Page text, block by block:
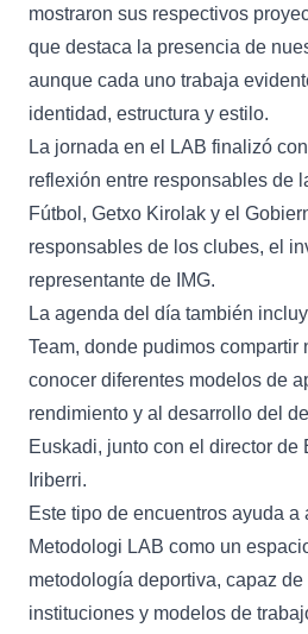
mostraron sus respectivos
que destaca la presencia de
aunque cada uno trabaja
identidad, estructura y estilo.
La jornada en el LAB finalizó
reflexión entre responsables de
Fútbol, Getxo Kirolak y el
responsables de los clubes, el
representante de IMG.
La agenda del día también
Team, donde pudimos compartir
conocer diferentes modelos de
rendimiento y al desarrollo del
Euskadi, junto con el director de
Iriberri.
Este tipo de encuentros ayuda a
Metodologi LAB como un
metodología deportiva, capaz de
instituciones y modelos de